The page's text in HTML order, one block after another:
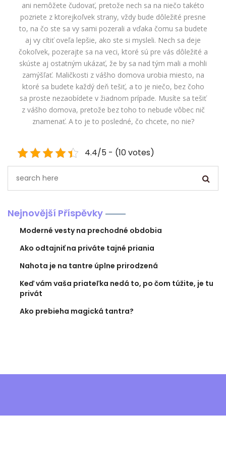
ani nemôžete čudovať, pretože nech sa na niečo takéto
pozriete z ktorejkoľvek strany, vždy bude dôležité presne
to, na čo ste sa vy sami pozerali a vďaka čomu sa budete
aj vy cítiť oveľa lepšie, ako ste si mysleli. Nech sa deje
čokoľvek, pozerajte sa na veci, ktoré sú pre vás dôležité a
skúste aj ostatným ukázať, že by sa nad tým mali a mohli
zamýšľať. Maličkosti z vášho domova urobia miesto, na
ktoré sa budete každý deň tešiť, a to je niečo, bez čoho
sa proste nezaobídete v žiadnom prípade. Musíte sa tešiť
z vášho domova, pretože bez toho to nebude vôbec nič
znamenať. A to je to posledné, čo chcete, no nie?
4.4/5 - (10 votes)
Nejnovější Příspěvky
Moderné vesty na prechodné obdobia
Ako odtajniť na priváte tajné priania
Nahota je na tantre úplne prirodzená
Keď vám vaša priateľka nedá to, po čom túžite, je tu
privát
Ako prebieha magická tantra?